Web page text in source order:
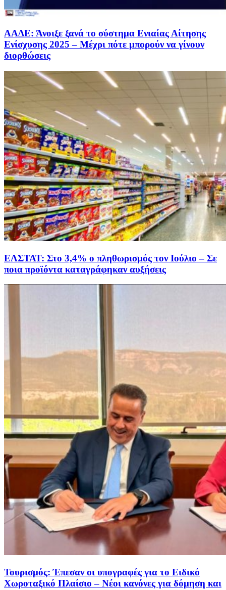
ΑΑΔΕ: Άνοιξε ξανά το σύστημα Ενιαίας Αίτησης
Ενίσχυσης 2025 – Μέχρι πότε μπορούν να γίνουν
διορθώσεις
ΕΛΣΤΑΤ: Στο 3,4% ο πληθωρισμός τον Ιούλιο – Σε
ποια προϊόντα καταγράφηκαν αυξήσεις
Τουρισμός: Έπεσαν οι υπογραφές για το Ειδικό
Χωροταξικό Πλαίσιο – Νέοι κανόνες για δόμηση και